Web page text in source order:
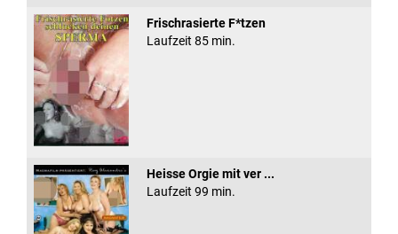
Frischrasierte F*tzen
Laufzeit 85 min.
Heisse Orgie mit ver ...
Laufzeit 99 min.